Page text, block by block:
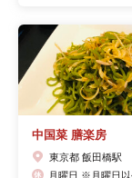
中国菜 膳楽房
東京都 飯田橋駅